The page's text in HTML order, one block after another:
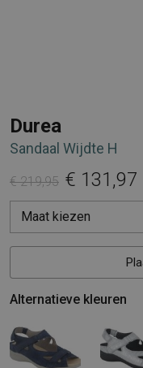
Durea
Sandaal Wijdte H
€ 219,95 € 131,97
Maat kiezen
Alternatieve kleuren